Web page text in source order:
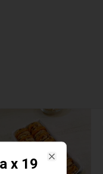
x 19 Close